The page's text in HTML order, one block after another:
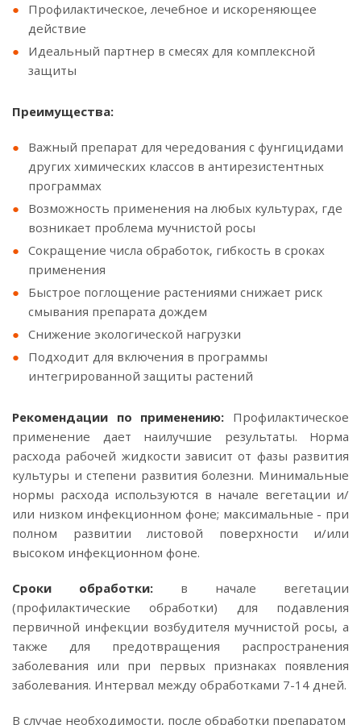
Профилактическое, лечебное и искореняющее
действие
Идеальный партнер в смесях для комплексной
защиты
Преимущества:
Важный препарат для чередования с фунгицидами
других химических классов в антирезистентных
программах
Возможность применения на любых культурах, где
возникает проблема мучнистой росы
Сокращение числа обработок, гибкость в сроках
применения
Быстрое поглощение растениями снижает риск
смывания препарата дождем
Снижение экологической нагрузки
Подходит для включения в программы
интегрированной защиты растений
Рекомендации по применению: Профилактическое
применение дает наилучшие результаты. Норма
расхода рабочей жидкости зависит от фазы развития
культуры и степени развития болезни. Минимальные
нормы расхода используются в начале вегетации и/
или низком инфекционном фоне; максимальные - при
полном развитии листовой поверхности и/или
высоком инфекционном фоне.
Сроки обработки: в начале вегетации
(профилактические обработки) для подавления
первичной инфекции возбудителя мучнистой росы, а
также для предотвращения распространения
заболевания или при первых признаках появления
заболевания. Интервал между обработками 7-14 дней.
В случае необходимости, после обработки препаратом